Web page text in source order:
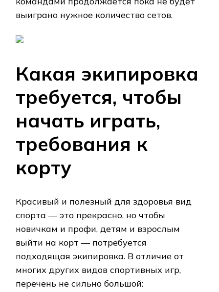
выиграно нужное количество сетов.
Какая экипировка
требуется, чтобы
начать играть,
требования к
корту
Красивый и полезный для здоровья вид
спорта — это прекрасно, но чтобы
новичкам и профи, детям и взрослым
выйти на корт — потребуется
подходящая экипировка. В отличие от
многих других видов спортивных игр,
перечень не сильно большой: